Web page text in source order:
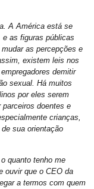
Dia Internacional do Orgulho LGBT+
GGB Reforma Estatuto e Divulga Setença de Juiz Baiano
Stonewall
Victor-Victória é patrimônio imaterial de Juazeiro
Órgãos municipais recebem PCLGBTfobia institucional
Sebrae realiza evento para empreendedores LGBTQIAPN+
A América está se
e as figuras públicas
as percepções e
existem leis nos
demitir
sexual. Há muitos
por eles serem
doentes e
crianças,
sua orientação
quanto tenho me
ouvir que o CEO da
a termos com quem